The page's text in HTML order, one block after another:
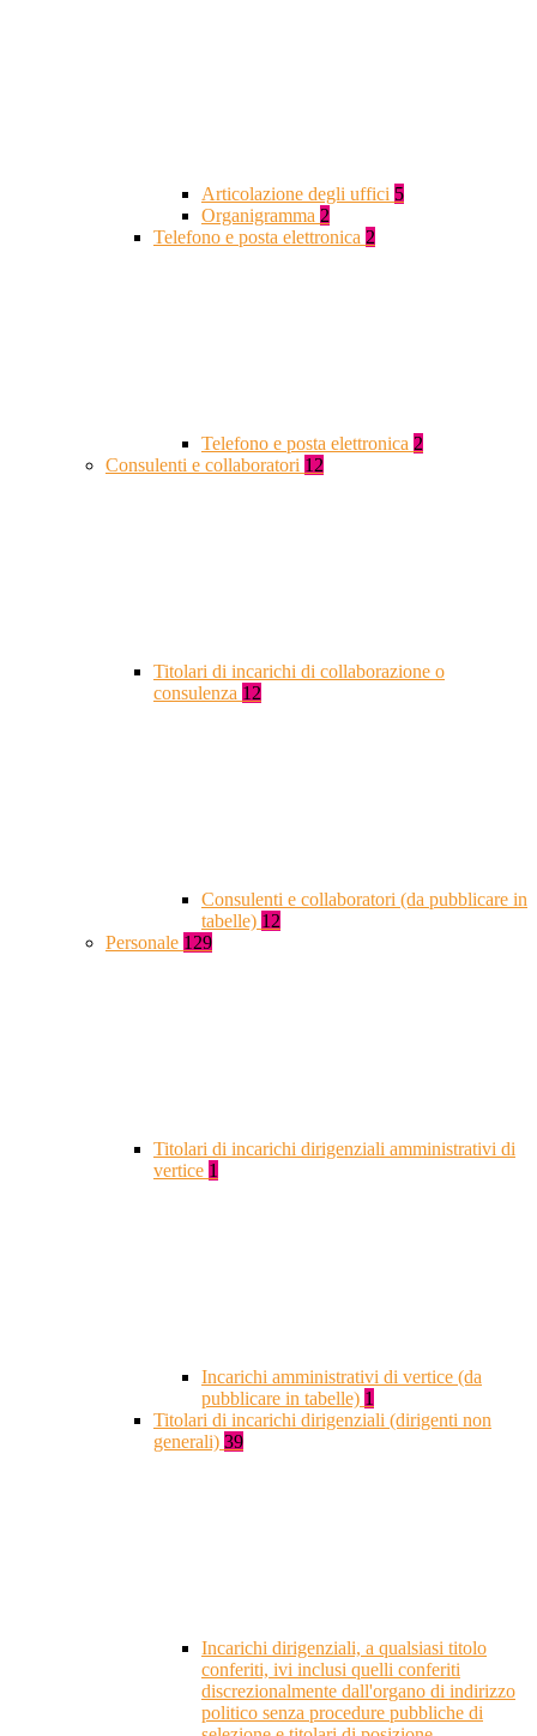
Articolazione degli uffici 5
Organigramma 2
Telefono e posta elettronica 2
Telefono e posta elettronica 2
Consulenti e collaboratori 12
Titolari di incarichi di collaborazione o
consulenza 12
Consulenti e collaboratori (da pubblicare in
tabelle) 12
Personale 129
Titolari di incarichi dirigenziali amministrativi di
vertice 1
Incarichi amministrativi di vertice (da
pubblicare in tabelle) 1
Titolari di incarichi dirigenziali (dirigenti non
generali) 39
Incarichi dirigenziali, a qualsiasi titolo
conferiti, ivi inclusi quelli conferiti
discrezionalmente dall'organo di indirizzo
politico senza procedure pubbliche di